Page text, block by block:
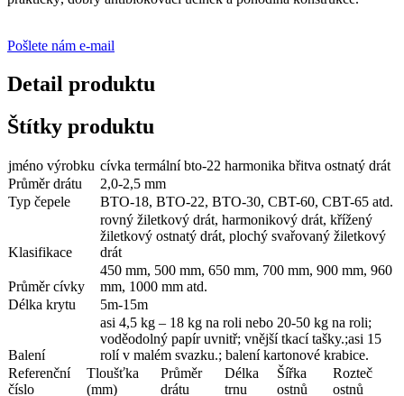
Pošlete nám e-mail
Detail produktu
Štítky produktu
jméno výrobku cívka termální bto-22 harmonika břitva ostnatý drát
Průměr drátu
2,0-2,5 mm
Typ čepele
BTO-18, BTO-22, BTO-30, CBT-60, CBT-65 atd.
Klasifikace
rovný žiletkový drát, harmonikový drát, křížený
žiletkový ostnatý drát, plochý svařovaný žiletkový
drát
Průměr cívky
450 mm, 500 mm, 650 mm, 700 mm, 900 mm, 960
mm, 1000 mm atd.
Délka krytu
5m-15m
Balení
asi 4,5 kg – 18 kg na roli nebo 20-50 kg na roli;
voděodolný papír uvnitř; vnější tkací tašky.;asi 15
rolí v malém svazku.; balení kartonové krabice.
Referenční
číslo
Tloušťka
(mm)
Průměr
drátu
Délka
trnu
Šířka
ostnů
Rozteč
ostnů